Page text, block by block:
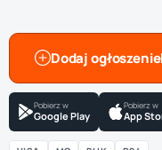
Dodaj ogłoszenie
Pobierz w
Google Play
Pobierz w
App